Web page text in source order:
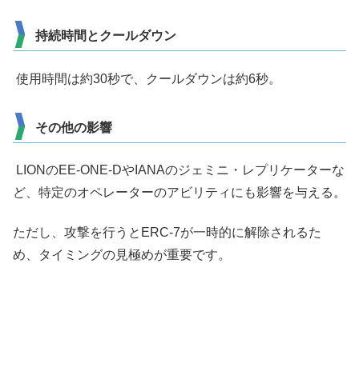
持続時間とクールダウン
使用時間は約30秒で、クールダウンは約6秒。
その他の影響
LIONのEE-ONE-DやIANAのジェミニ・レプリケーターな
ど、特定のオペレーターのアビリティにも影響を与える。
ただし、攻撃を行うとERC-7が一時的に解除されるた
め、タイミングの見極めが重要です。